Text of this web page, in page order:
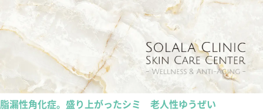
脂漏性角化症。盛り上がったシミ 老人性ゆうぜい